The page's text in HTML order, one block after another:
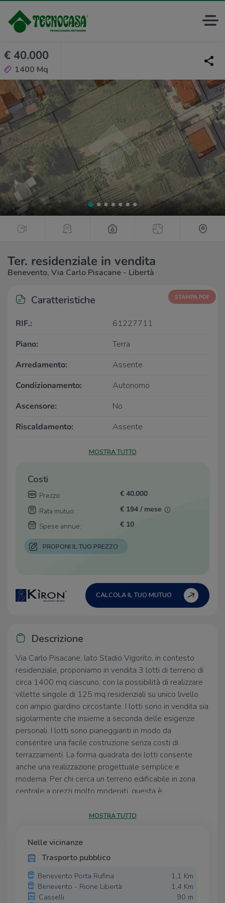
€ 40.000
1400 Mq
Ter. residenziale in vendita
Benevento, Via Carlo Pisacane - Libertà
Caratteristiche STAMPA PDF
RIF.:
61227711
Piano:
Terra
Arredamento:
Assente
Condizionamento:
Autonomo
Ascensore:
No
Riscaldamento:
Assente
MOSTRA TUTTO
Costi
Prezzo:
€ 40.000
Rata mutuo:
€ 194 / mese
Spese annue:
€ 10
PROPONI IL TUO PREZZO
CALCOLA IL TUO MUTUO
Descrizione
Via Carlo Pisacane, lato Stadio Vigorito, in contesto
residenziale, proponiamo in vendita 3 lotti di terreno di
circa 1400 mq ciascuno, con la possibilità di realizzare
villette singole di 125 mq residenziali su unico livello
con ampio giardino circostante. I lotti sono in vendita sia
sigolarmente che insieme a seconda delle esigenze
personali. I lotti sono pianeggianti in modo da
consentire una facile costruzione senza costi di
terrazzamenti. La forma quadrata dei lotti consente
anche una realizzazione progettuale semplice e
moderna. Per chi cerca un terreno edificabile in zona
centrale a prezzi molto moderati, questa è
potete serenamente rivolgervi alla nostra struttura.
MOSTRA TUTTO
Nelle vicinanze
Trasporto pubblico
Benevento Porta Rufina
1,1 Km
Benevento - Rione Libertà
1,4 Km
Casselli
90 m